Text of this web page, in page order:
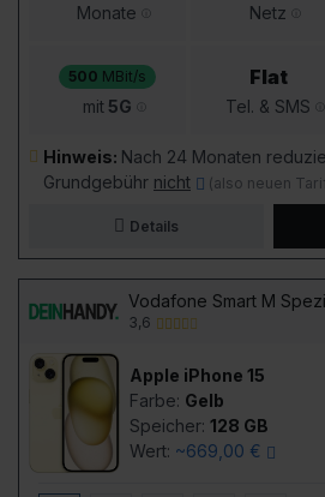
Monate Netz
500 MBit/s
mit5G
Flat
Tel. & SMS
Hinweis: Nach 24 Monaten
Grundgebühr nicht (also neuen
Details
Vodafone Smart M
3,6
Apple iPhone 15
Farbe: Gelb
Speicher:128 GB
Wert: ~669,00 €